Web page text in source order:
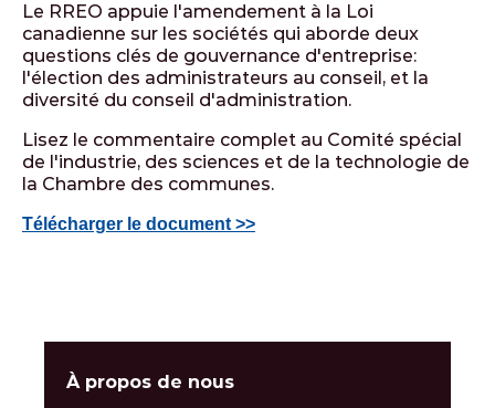
Le RREO appuie l'amendement à la Loi
canadienne sur les sociétés qui aborde deux
questions clés de gouvernance d'entreprise:
l'élection des administrateurs au conseil, et la
diversité du conseil d'administration.
Lisez le commentaire complet au Comité spécial
de l'industrie, des sciences et de la technologie de
la Chambre des communes.
Télécharger le document >>
À propos de nous